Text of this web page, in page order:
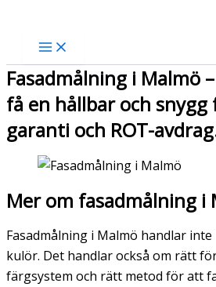
Fasadmålning i Malmö
få en hållbar och snygg
garanti och ROT-
Mer om fasadmålning i
Fasadmålning i Malmö handlar
kulör. Det handlar också om rätt
färgsystem och rätt metod för att